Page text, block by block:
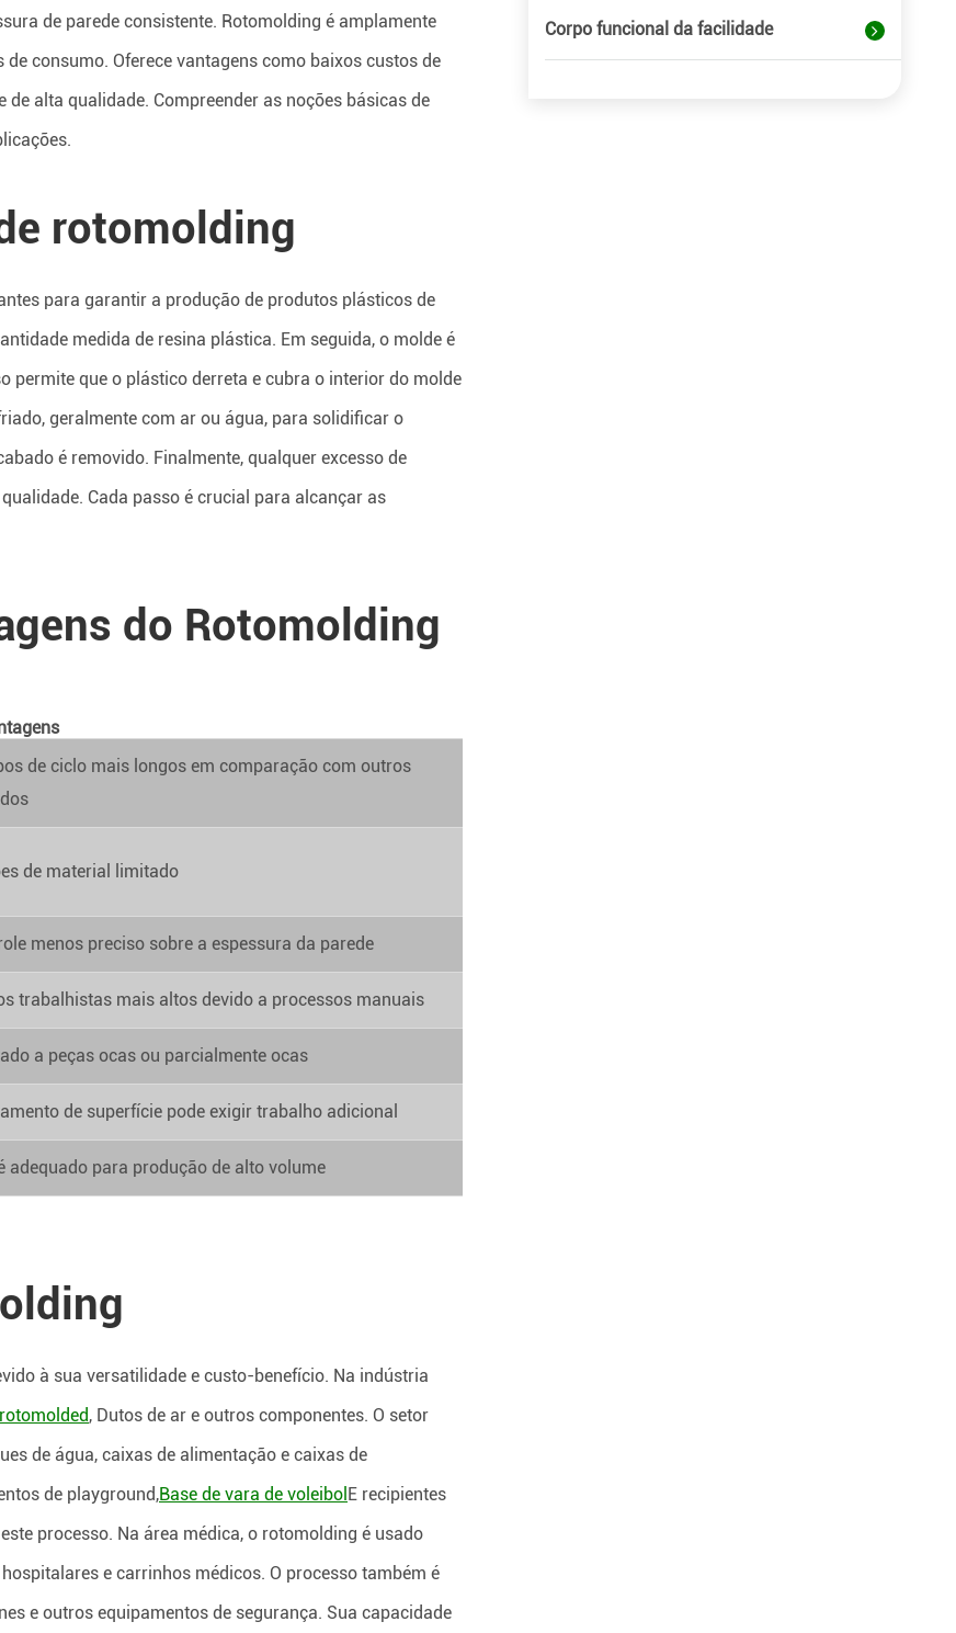
de parede consistente. Rotomolding é amplamente
consumo. Oferece vantagens como baixos custos de
alta qualidade. Compreender as noções básicas de
rotomolding
para garantir a produção de produtos plásticos de
medida de resina plástica. Em seguida, o molde é
permite que o plástico derreta e cubra o interior do molde
geralmente com ar ou água, para solidificar o
é removido. Finalmente, qualquer excesso de
Cada passo é crucial para alcançar as
do Rotomolding
de ciclo mais longos em comparação com outros
de material limitado
menos preciso sobre a espessura da parede
trabalhistas mais altos devido a processos manuais
a peças ocas ou parcialmente ocas
de superfície pode exigir trabalho adicional
adequado para produção de alto volume
à sua versatilidade e custo-benefício. Na indústria
, Dutos de ar e outros componentes. O setor
de água, caixas de alimentação e caixas de
de playground,Base de vara de voleibol E recipientes
processo. Na área médica, o rotomolding é usado
e carrinhos médicos. O processo também é
e outros equipamentos de segurança. Sua capacidade
Corpo funcional da facilidade